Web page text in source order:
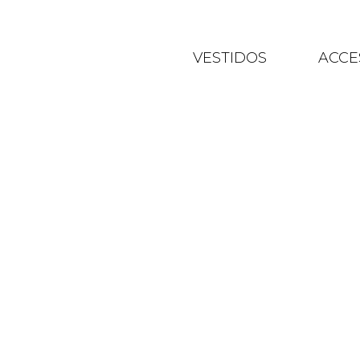
VESTIDOS